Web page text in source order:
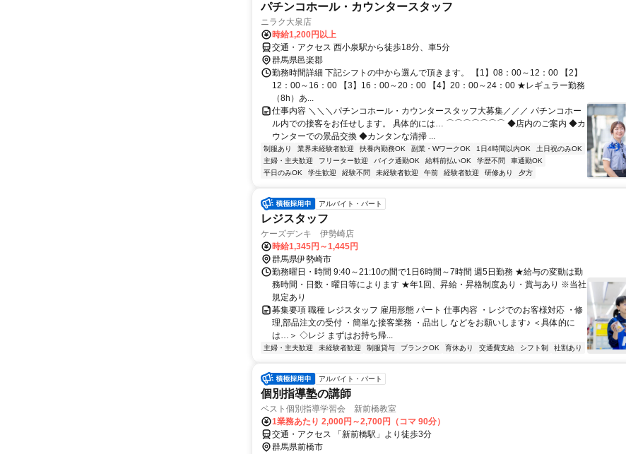
パチンコホール・カウンタースタッフ
ニラク大泉店
時給1,200円以上
交通・アクセス 西小泉駅から徒歩18分、車5分
群馬県邑楽郡
勤務時間詳細 下記シフトの中から選んで頂きます。 【1】08：00～12：00 【2】
12：00～16：00 【3】16：00～20：00 【4】20：00～24：00 ★レギュラー勤務
（8h）あ...
仕事内容 ＼＼＼パチンコホール・カウンタースタッフ大募集／／／ パチンコホー
ル内での接客をお任せします。 具体的には… ⌒⌒⌒⌒⌒⌒⌒ ◆店内のご案内 ◆カ
ウンターでの景品交換 ◆カンタンな清掃 ...
制服あり 業界未経験者歓迎 扶養内勤務OK 副業・WワークOK 1日4時間以内OK
土日祝のみOK
主婦・主夫歓迎
フリーター歓迎 バイク通勤OK 給料前払いOK 学歴不問
車通勤OK
平日のみOK
学生歓迎 経験不問 未経験者歓迎 午前 経験者歓迎 研修あり 夕方
アルバイト・パート
レジスタッフ
ケーズデンキ 伊勢崎店
時給1,345円～1,445円
群馬県伊勢崎市
勤務曜日・時間 9:40～21:10の間で1日6時間～7時間 週5日勤務 ★給与の変動は勤
務時間・日数・曜日等によります ★年1回、昇給・昇格制度あり・賞与あり ※当社
規定あり
募集要項 職種 レジスタッフ 雇用形態 パート 仕事内容 ・レジでのお客様対応 ・修
理,部品注文の受付 ・簡単な接客業務 ・品出し などをお願いします♪ ＜具体的に
は…＞ ◇レジ まずはお持ち帰...
主婦・主夫歓迎 未経験者歓迎 制服貸与 ブランクOK 育休あり 交通費支給 シフト制 社割あり
アルバイト・パート
個別指導塾の講師
ベスト個別指導学習会 新前橋教室
1業務あたり 2,000円～2,700円（コマ 90分）
交通・アクセス 「新前橋駅」より徒歩3分
群馬県前橋市